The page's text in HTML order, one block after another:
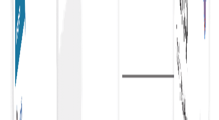
Pembayaran Belanja Perusahaan
Merampingkan pembelian untuk bisnis, menawarkan
proses yang lancar dan efisien yang meningkatkan
produktivitas dan menyederhanakan manajemen
pengeluaran.